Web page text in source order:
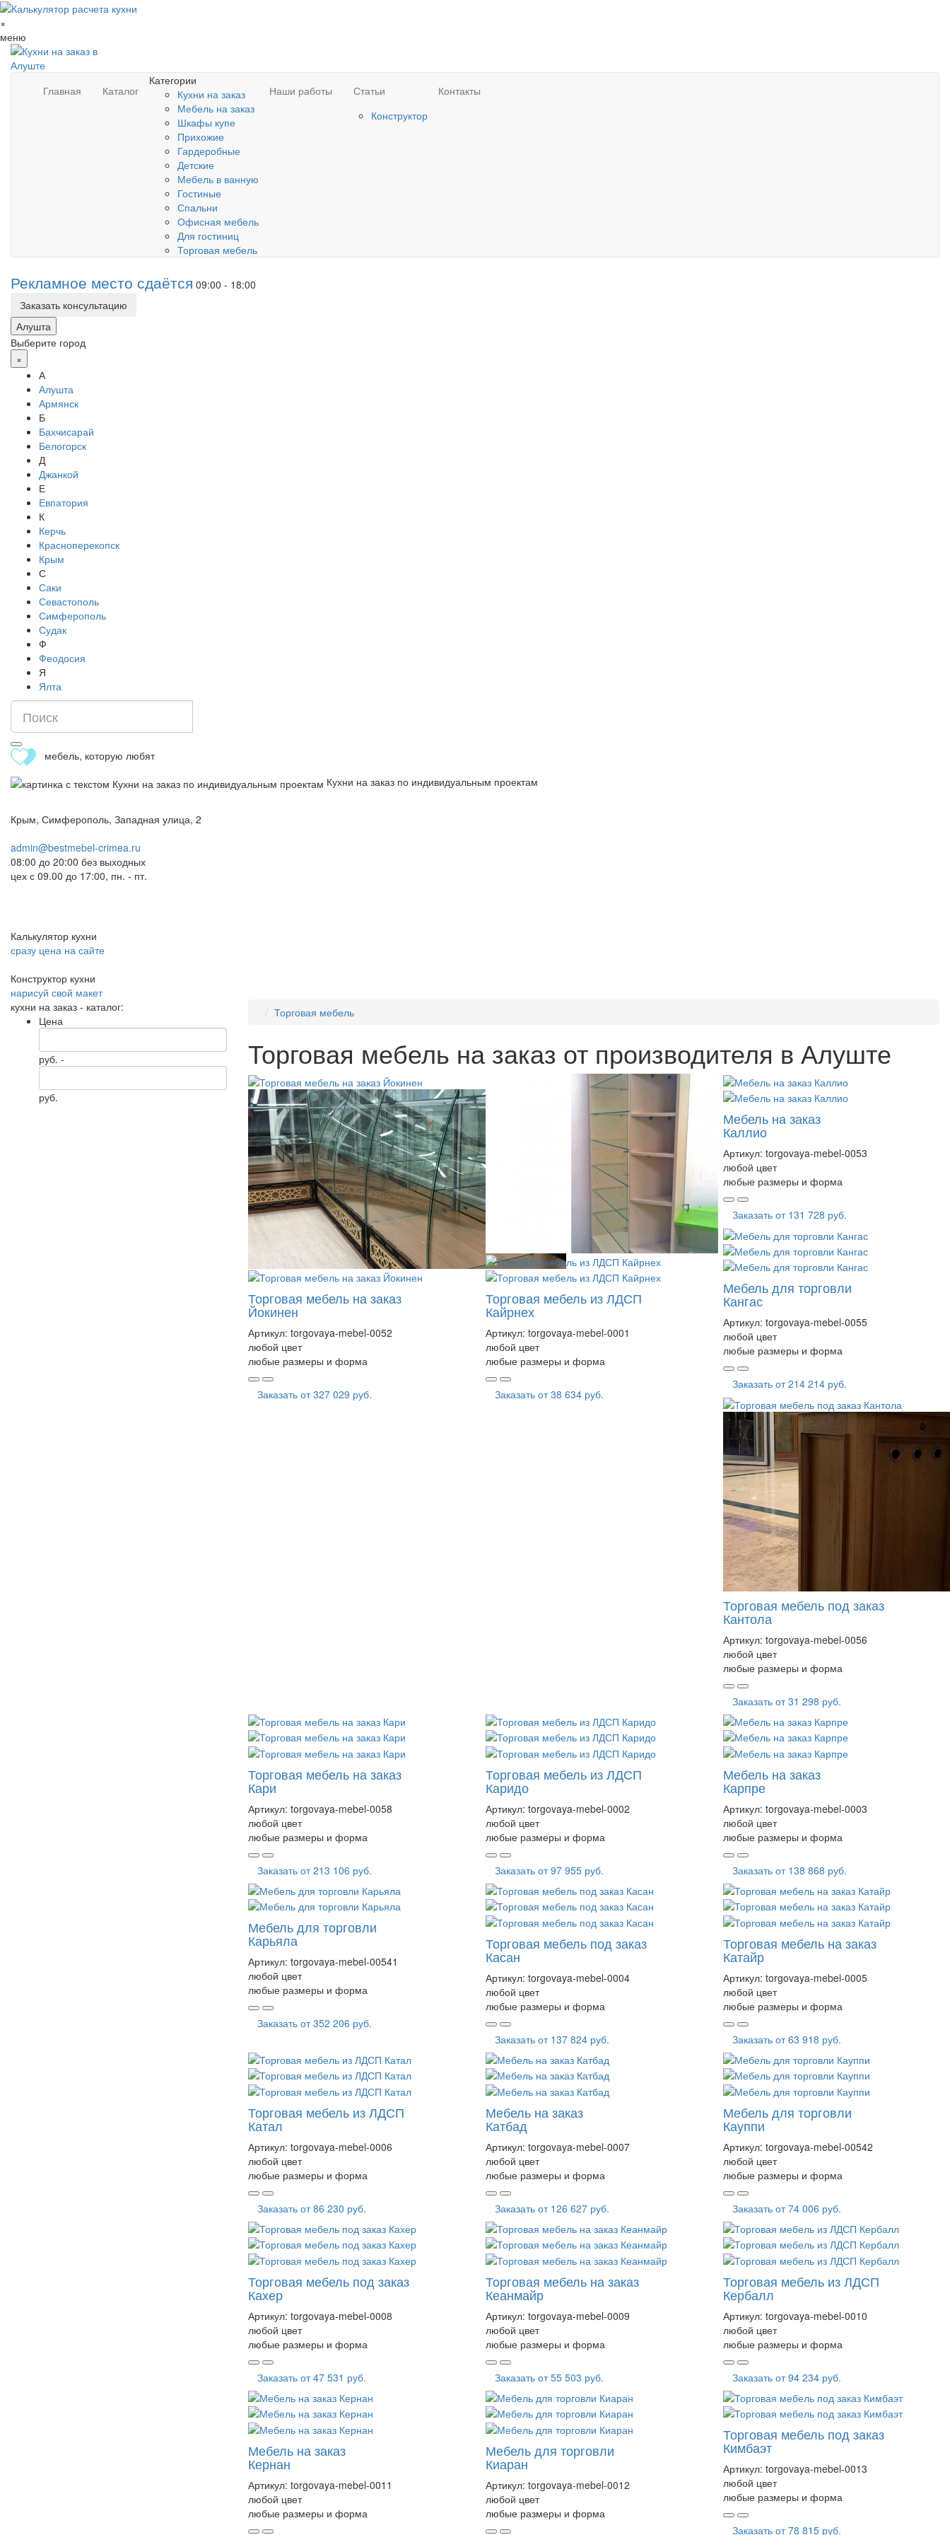
×
меню
Главная Каталог
Категории
Кухни на заказ
Мебель на заказ
Шкафы купе
Прихожие
Гардеробные
Детские
Мебель в ванную
Гостиные
Спальни
Офисная мебель
Для гостиниц
Торговая мебель
Наши работы
Статьи
Конструктор
Контакты
Рекламное место сдаётся 09:00 - 18:00
Заказать консультацию
Алушта
Выберите город
×
А
Алушта
Армянск
Б
Бахчисарай
Белогорск
Д
Джанкой
Е
Евпатория
К
Керчь
Красноперекопск
Крым
С
Саки
Севастополь
Симферополь
Судак
Ф
Феодосия
Я
Ялта
мебель, которую любят
Кухни на заказ по индивидуальным проектам
Крым, Симферополь, Западная улица, 2
admin@bestmebel-crimea.ru
08:00 до 20:00 без выходных
цех с 09.00 до 17:00, пн. - пт.
Калькулятор кухни
сразу цена на сайте
Конструктор кухни
нарисуй свой макет
кухни на заказ - каталог:
Цена
руб. -
руб.
Торговая мебель
Торговая мебель на заказ от производителя в Алуште
Торговая мебель на заказ
Йокинен
Артикул: torgovaya-mebel-0052
любой цвет
любые размеры и форма
Заказать от327 029 руб.
Торговая мебель из ЛДСП
Кайрнех
Артикул: torgovaya-mebel-0001
любой цвет
любые размеры и форма
Заказать от38 634 руб.
Мебель на заказ
Каллио
Артикул: torgovaya-mebel-0053
любой цвет
любые размеры и форма
Заказать от 131 728 руб.
Мебель для торговли
Кангас
Артикул: torgovaya-mebel-0055
любой цвет
любые размеры и форма
Заказать от214 214 руб.
Торговая мебель под заказ
Кантола
Артикул: torgovaya-mebel-0056
любой цвет
любые размеры и форма
Заказать от31 298 руб.
Торговая мебель на заказ
Кари
Артикул: torgovaya-mebel-0058
любой цвет
любые размеры и форма
Заказать от213 106 руб.
Торговая мебель из ЛДСП
Каридо
Артикул: torgovaya-mebel-0002
любой цвет
любые размеры и форма
Заказать от97 955 руб.
Мебель на заказ
Карпре
Артикул: torgovaya-mebel-0003
любой цвет
любые размеры и форма
Заказать от 138 868 руб.
Мебель для торговли
Карьяла
Артикул: torgovaya-mebel-00541
любой цвет
любые размеры и форма
Заказать от352 206 руб.
Торговая мебель под заказ
Касан
Артикул: torgovaya-mebel-0004
любой цвет
любые размеры и форма
Заказать от 137 824 руб.
Торговая мебель на заказ
Катайр
Артикул: torgovaya-mebel-0005
любой цвет
любые размеры и форма
Заказать от63 918 руб.
Торговая мебель из ЛДСП
Катал
Артикул: torgovaya-mebel-0006
любой цвет
любые размеры и форма
Заказать от86 230 руб.
Мебель на заказ
Катбад
Артикул: torgovaya-mebel-0007
любой цвет
любые размеры и форма
Заказать от 126 627 руб.
Мебель для торговли
Кауппи
Артикул: torgovaya-mebel-00542
любой цвет
любые размеры и форма
Заказать от74 006 руб.
Торговая мебель под заказ
Кахер
Артикул: torgovaya-mebel-0008
любой цвет
любые размеры и форма
Заказать от47 531 руб.
Торговая мебель на заказ
Кеанмайр
Артикул: torgovaya-mebel-0009
любой цвет
любые размеры и форма
Заказать от55 503 руб.
Торговая мебель из ЛДСП
Кербалл
Артикул: torgovaya-mebel-0010
любой цвет
любые размеры и форма
Заказать от94 234 руб.
Мебель на заказ
Кернан
Артикул: torgovaya-mebel-0011
любой цвет
любые размеры и форма
Мебель для торговли
Киаран
Артикул: torgovaya-mebel-0012
любой цвет
любые размеры и форма
Торговая мебель под заказ
Кимбаэт
Артикул: torgovaya-mebel-0013
любой цвет
любые размеры и форма
Заказать от78 815 руб.